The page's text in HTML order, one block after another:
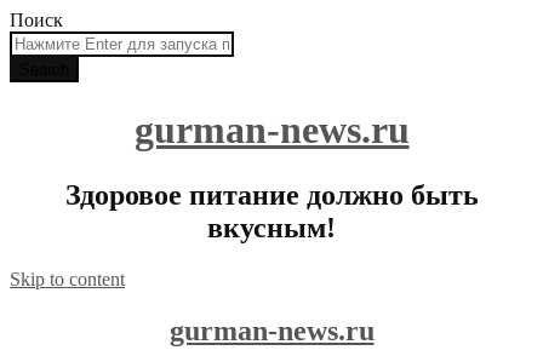
Поиск
gurman-news.ru
Здоровое питание должно быть
вкусным!
Skip to content
gurman-news.ru